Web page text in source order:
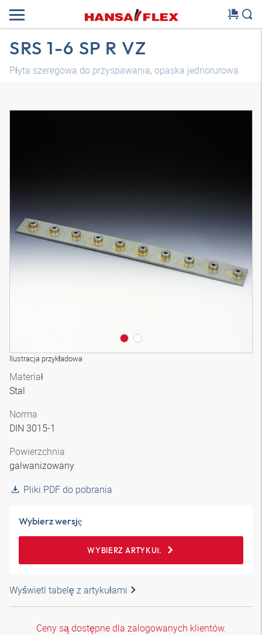
SRS 1-6 SP R VZ
Płyta szeregowa do przyspawania, opaska jednorurowa
Ilustracja przykładowa
Materiał
Stal
Norma
DIN 3015-1
Powierzchnia
galwanizowany
Pliki PDF do pobrania
Wybierz wersję
WYBIERZ ARTYKUŁ
Wyświetl tabelę z artykułami
Ceny są dostępne dla zalogowanych klientów.